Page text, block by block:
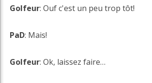
Golfeur: Ouf c'est un peu trop tôt!
PaD: Mais!
Golfeur: Ok, laissez faire…